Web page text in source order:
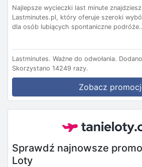
Najlepsze wycieczki last minute
Lastminutes.pl, który oferuje szeroki
dla osób lubiących spontaniczne
Lastminutes. Ważne do odwołania.
Skorzystano 14249 razy.
Zobacz
Sprawdź najnowsze
Loty